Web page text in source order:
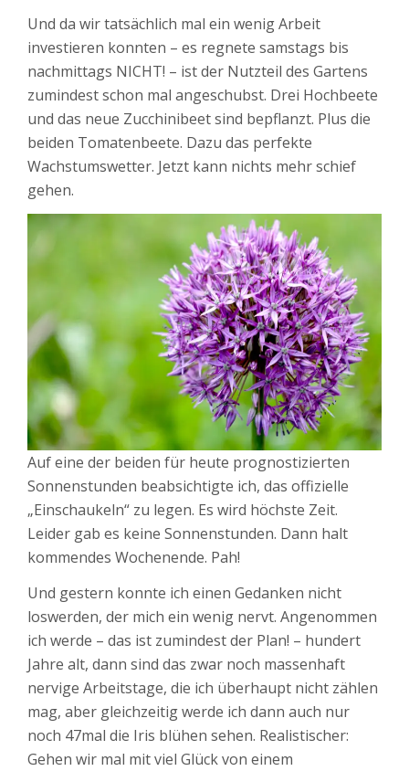
Und da wir tatsächlich mal ein wenig Arbeit
investieren konnten – es regnete samstags bis
nachmittags NICHT! – ist der Nutzteil des Gartens
zumindest schon mal angeschubst. Drei Hochbeete
und das neue Zucchinibeet sind bepflanzt. Plus die
beiden Tomatenbeete. Dazu das perfekte
Wachstumswetter. Jetzt kann nichts mehr schief
gehen.
Auf eine der beiden für heute prognostizierten
Sonnenstunden beabsichtigte ich, das offizielle
„Einschaukeln“ zu legen. Es wird höchste Zeit.
Leider gab es keine Sonnenstunden. Dann halt
kommendes Wochenende. Pah!
Und gestern konnte ich einen Gedanken nicht
loswerden, der mich ein wenig nervt. Angenommen
ich werde – das ist zumindest der Plan! – hundert
Jahre alt, dann sind das zwar noch massenhaft
nervige Arbeitstage, die ich überhaupt nicht zählen
mag, aber gleichzeitig werde ich dann auch nur
noch 47mal die Iris blühen sehen. Realistischer:
Gehen wir mal mit viel Glück von einem